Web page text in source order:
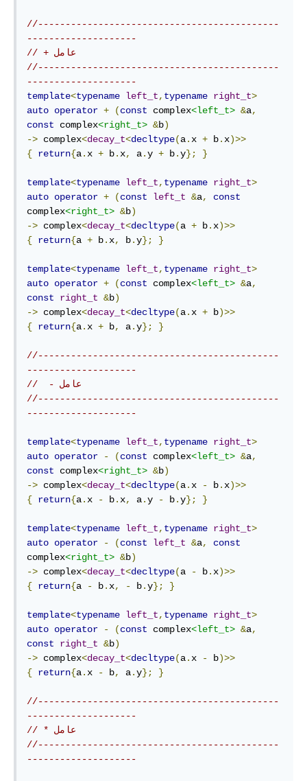
//--------------------------------------------
--------------------
// + عامل
//--------------------------------------------
--------------------
template<typename left_t, typename right_t>
auto operator + (const complex<left_t> &a,
const complex<right_t> &b)
-> complex<decay_t<decltype(a. x + b. x)>>
{ return{a. x + b. x, a.y + b.y}; }
template<typename left_t, typename right_t>
auto operator + (const left_t &a,
const
complex<right_t> &b)
-> complex<decay_t<decltype(a + b. x)>>
{ return{a + b. x, b.y}; }
template<typename left_t, typename right_t>
auto operator + (const complex<left_t> &a,
const
right_t &b)
-> complex<decay_t<decltype(a. x + b)>>
{ return{a. x + b, a.y}; }
//--------------------------------------------
--------------------
//  - عامل
//--------------------------------------------
--------------------
template<typename left_t, typename right_t>
auto operator - (const complex<left_t> &a,
const complex<right_t> &b)
-> complex<decay_t<decltype(a. x - b. x)>>
{ return{a. x - b. x, a.y - b.y}; }
template<typename left_t, typename right_t>
auto operator - (const left_t &a,
const
complex<right_t> &b)
-> complex<decay_t<decltype(a - b. x)>>
{ return{a - b. x, - b.y}; }
template<typename left_t, typename right_t>
auto operator - (const complex<left_t> &a,
const
right_t &b)
-> complex<decay_t<decltype(a. x - b)>>
{ return{a. x - b, a.y}; }
//--------------------------------------------
--------------------
// * عامل
//--------------------------------------------
--------------------